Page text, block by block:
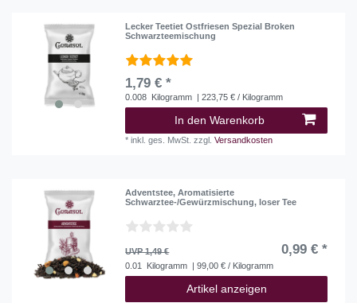
Lecker Teetiet Ostfriesen Spezial Broken
Schwarzteemischung
1,79 € *
0.008 Kilogramm | 223,75 € / Kilogramm
In den Warenkorb
*inkl. ges. MwSt. zzgl.Versandkosten
Adventstee, Aromatisierte
Schwarztee-/Gewürzmischung, loser Tee
UVP 1,49 € 0,99 € *
0.01 Kilogramm | 99,00 € / Kilogramm
Artikel anzeigen